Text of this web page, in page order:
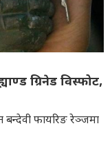
ग्रिनेड विस्फोट,
बन्देवी फायरिङ रेञ्जमा